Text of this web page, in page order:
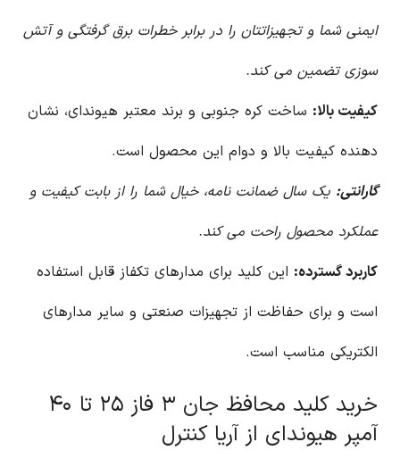
ایمنی شما و تجهیزاتتان را در برابر خطرات برق گرفتگی و آتش
سوزی تضمین می کند.
کیفیت بالا: ساخت کره جنوبی و برند معتبر هیوندای، نشان
دهنده کیفیت بالا و دوام این محصول است.
گارانتی: یک سال ضمانت نامه، خیال شما را از بابت کیفیت و
عملکرد محصول راحت می کند.
کاربرد گسترده: این کلید برای مدارهای تکفاز قابل استفاده
است و برای حفاظت از تجهیزات صنعتی و سایر مدارهای
الکتریکی مناسب است.
خرید کلید محافظ جان ۳ فاز ۲۵ تا ۴۰
آمپر هیوندای از آریا کنترل